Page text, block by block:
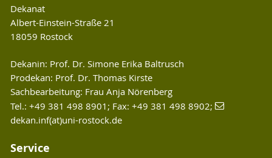
Dekanat
Albert-Einstein-Straße 21
18059 Rostock
Dekanin: Prof. Dr. Simone Erika Baltrusch
Prodekan: Prof. Dr. Thomas Kirste
Sachbearbeitung: Frau Anja Nörenberg
Tel.: +49 381 498 8901; Fax: +49 381 498 8902;
dekan.inf(at)uni-rostock.de
Service